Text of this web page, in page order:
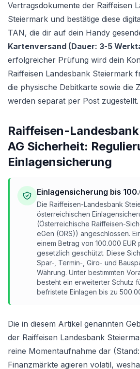
Vertragsdokumente der Raiffeisen
Steiermark und bestätige diese
TAN, die dir auf dein Handy
Kartenversand (Dauer: 3-5
erfolgreicher Prüfung wird dein
Raiffeisen Landesbank Steiermark
die physische Debitkarte sowie die
werden separat per Post zugestellt.
Raiffeisen-
AG Sicherheit:
Einlagensicherung
Einlagensicherung bis
Die Raiffeisen-Landesbank
österreichischen
(Österreichische Raiffeisen-
eGen (ÖRS)) angeschlossen.
einem Betrag von 100.000 EUR
gesetzlich geschützt. Diese
Spar-, Termin-, Giro- und
Währung. Unter bestimmten
besteht ein erweiterter Schutz
befristete Einlagen bis zu
Die in diesem Artikel genannten
der Raiffeisen Landesbank
reine Momentaufnahme dar
Finanzmärkte agieren volatil,